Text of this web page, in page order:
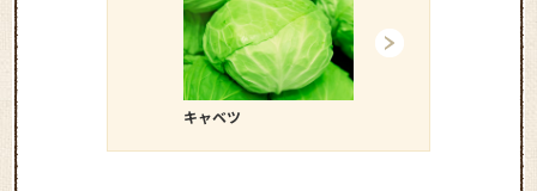
キャベツ